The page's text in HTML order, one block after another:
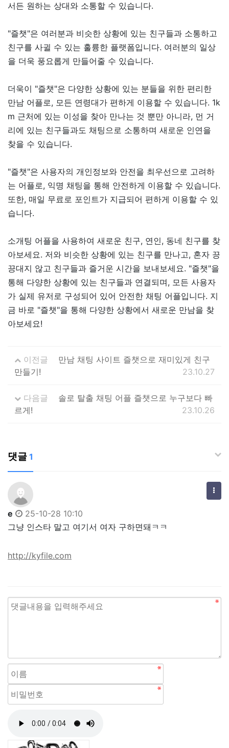
서든 원하는 상대와 소통할 수 있습니다.
"즐챗"은 여러분과 비슷한 상황에 있는 친구들과 소통하고
친구를 사귈 수 있는 훌륭한 플랫폼입니다. 여러분의 일상
을 더욱 풍요롭게 만들어줄 수 있습니다.
더욱이 "즐챗"은 다양한 상황에 있는 분들을 위한 편리한
만남 어플로, 모든 연령대가 편하게 이용할 수 있습니다. 1k
m 근처에 있는 이성을 찾아 만나는 것 뿐만 아니라, 먼 거
리에 있는 친구들과도 채팅으로 소통하며 새로운 인연을
찾을 수 있습니다.
"즐챗"은 사용자의 개인정보와 안전을 최우선으로 고려하
는 어플로, 익명 채팅을 통해 안전하게 이용할 수 있습니다.
또한, 매일 무료로 포인트가 지급되어 편하게 이용할 수 있
습니다.
소개팅 어플을 사용하여 새로운 친구, 연인, 동네 친구를 찾
아보세요. 저와 비슷한 상황에 있는 친구를 만나고, 혼자 끙
끙대지 않고 친구들과 즐거운 시간을 보내보세요. "즐챗"을
통해 다양한 상황에 있는 친구들과 연결되며, 모든 사용자
가 실제 유저로 구성되어 있어 안전한 채팅 어플입니다. 지
금 바로 "즐챗"을 통해 다양한 상황에서 새로운 만남을 찾
아보세요!
이전글
만남 채팅 사이트 즐챗으로 재미있게 친구
만들기!
23.10.27
다음글
솔로 탈출 채팅 어플 즐챗으로 누구보다 빠
르게!
23.10.26
댓글 1
e
25-10-28 10:10
그냥 인스타 말고 여기서 여자 구하면돼ㅋㅋ
http://kyfile.com